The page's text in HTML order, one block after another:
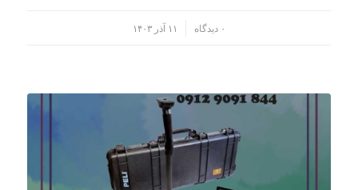
۰ دیدگاه ۱۱ آذر ۱۴۰۳